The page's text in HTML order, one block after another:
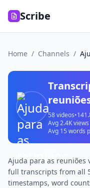
Scribe
Home / Channels /
58videos•
Avg2.4K
Avg 15 words
Ajuda para as reuniões
full transcripts from all
timestamps, word